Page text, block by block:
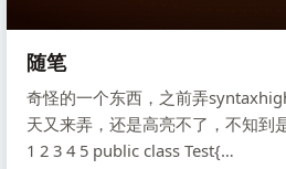
随笔
奇怪的一个东西，之前弄
天又来弄，还是高亮不了，不知到
1 2 3 4 5 public class Test{